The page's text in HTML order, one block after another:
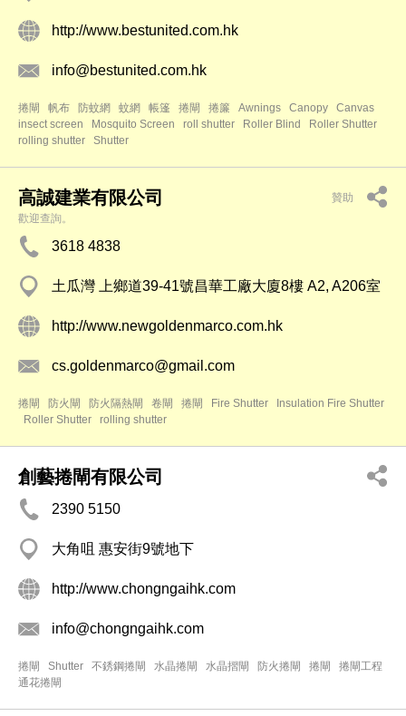
http://www.bestunited.com.hk
info@bestunited.com.hk
捲閘 帆布 防蚊網 蚊網 帳篷 捲閘 捲簾 Awnings Canopy
Canvas
insect screen
Mosquito Screen roll shutter Roller Blind
Roller Shutter
rolling shutter
Shutter
高誠建業有限公司
贊助
歡迎查詢。
3618 4838
土瓜灣 上鄉道39-41號昌華工廠大廈8樓 A2, A206室
http://www.newgoldenmarco.com.hk
cs.goldenmarco@gmail.com
捲閘 防火閘 防火隔熱閘 卷閘 捲閘 Fire Shutter
Insulation Fire Shutter
Roller Shutter
rolling shutter
創藝捲閘有限公司
2390 5150
大角咀 惠安街9號地下
http://www.chongngaihk.com
info@chongngaihk.com
捲閘 Shutter 不銹鋼捲閘 水晶捲閘 水晶摺閘 防火捲閘 捲閘
捲閘工程
通花捲閘